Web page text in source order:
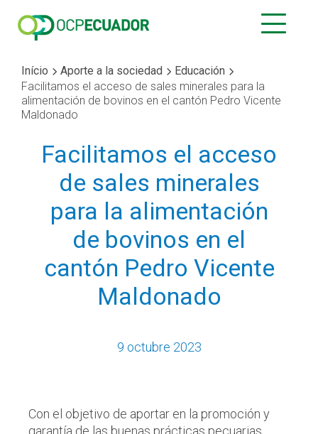
Início Aporte a la sociedad
Educación
Facilitamos el acceso de sales minerales para la
alimentación de bovinos en el cantón Pedro Vicente
Maldonado
Facilitamos el acceso
de sales minerales
para la alimentación
de bovinos en el
cantón Pedro Vicente
Maldonado
9 octubre 2023
Con el objetivo de aportar en la promoción y
garantía de las buenas prácticas pecuarias